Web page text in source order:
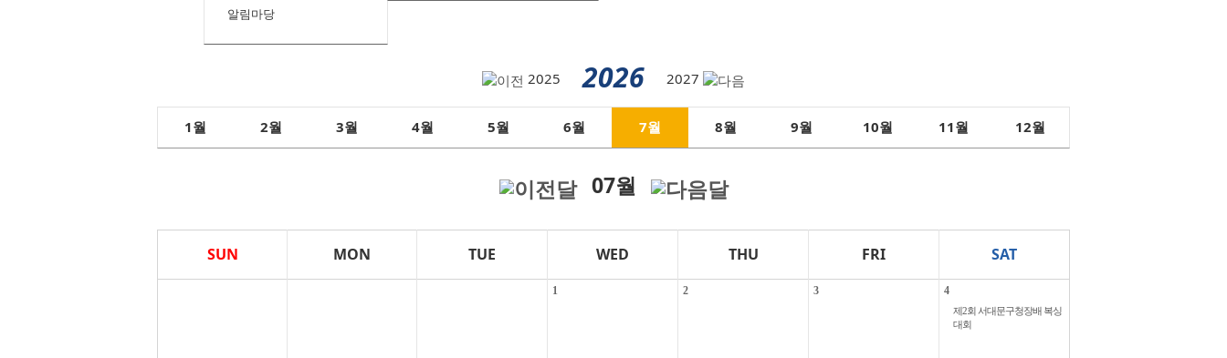
알림마당
2025 2026 2027
1월 2월 3월 4월 5월 6월 7월 8월 9월 10월 11월 12월
07월
SUN MON TUE WED THU FRI SAT
1 2 3 4
제2회 서대문구청장배 복싱
대회